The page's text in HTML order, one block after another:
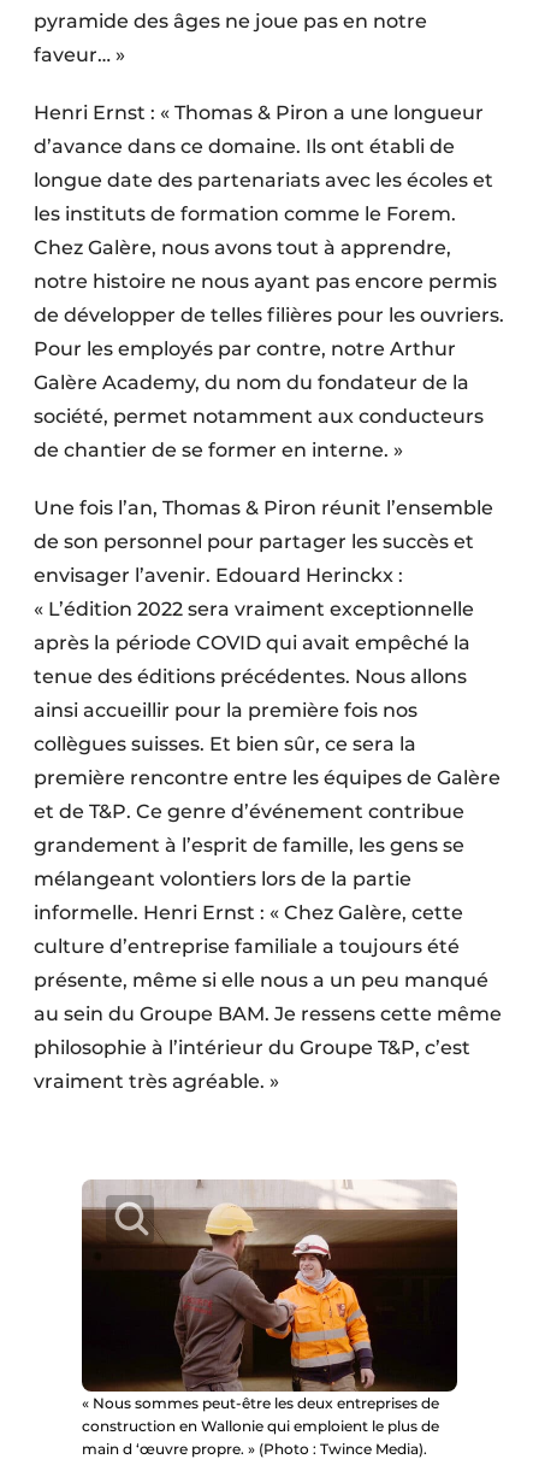
pyramide des âges ne joue pas en notre
faveur… »
Henri Ernst : « Thomas & Piron a une longueur
d’avance dans ce domaine. Ils ont établi de
longue date des partenariats avec les écoles et
les instituts de formation comme le Forem.
Chez Galère, nous avons tout à apprendre,
notre histoire ne nous ayant pas encore permis
de développer de telles filières pour les ouvriers.
Pour les employés par contre, notre Arthur
Galère Academy, du nom du fondateur de la
société, permet notamment aux conducteurs
de chantier de se former en interne. »
Une fois l’an, Thomas & Piron réunit l’ensemble
de son personnel pour partager les succès et
envisager l’avenir. Edouard Herinckx :
« L’édition 2022 sera vraiment exceptionnelle
après la période COVID qui avait empêché la
tenue des éditions précédentes. Nous allons
ainsi accueillir pour la première fois nos
collègues suisses. Et bien sûr, ce sera la
première rencontre entre les équipes de Galère
et de T&P. Ce genre d’événement contribue
grandement à l’esprit de famille, les gens se
mélangeant volontiers lors de la partie
informelle. Henri Ernst : « Chez Galère, cette
culture d’entreprise familiale a toujours été
présente, même si elle nous a un peu manqué
au sein du Groupe BAM. Je ressens cette même
philosophie à l’intérieur du Groupe T&P, c’est
vraiment très agréable. »
« Nous sommes peut-être les deux entreprises de
construction en Wallonie qui emploient le plus de
main d ‘œuvre propre. » (Photo : Twince Media).